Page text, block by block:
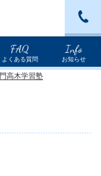
FAQ
よくある質問
Info
お知らせ
高木学習塾